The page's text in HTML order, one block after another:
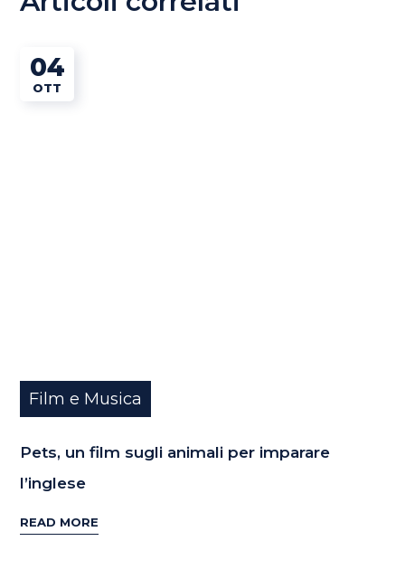
04
OTT
Film e Musica
Pets, un film sugli animali per imparare
l’inglese
READ MORE